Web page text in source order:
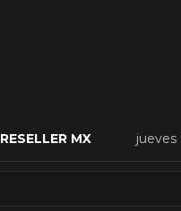
RESELLER MX jueves